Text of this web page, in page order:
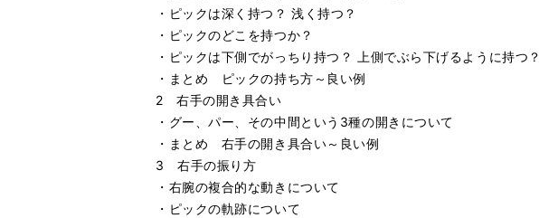
・ピックは深く持つ？ 浅く持つ？
・ピックのどこを持つか？
・ピックは下側でがっちり持つ？ 上側でぶら下げるように持つ？
・まとめ ピックの持ち方～良い例
2 右手の開き具合い
・グー、パー、その中間という3種の開きについて
・まとめ 右手の開き具合い～良い例
3 右手の振り方
・右腕の複合的な動きについて
・ピックの軌跡について